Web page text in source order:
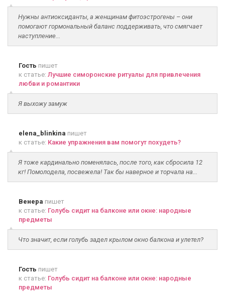
Нужны антиоксиданты, а женщинам фитоэстрогены – они
помогают гормональный баланс поддерживать, что смягчает
наступление...
Гость пишет
к статье: Лучшие симоронские ритуалы для привлечения
любви и романтики
Я выхожу замуж
elena_blinkina пишет
к статье: Какие упражнения вам помогут похудеть?
Я тоже кардинально поменялась, после того, как сбросила 12
кг! Помолодела, посвежела! Так бы наверное и торчала на...
Венера пишет
к статье: Голубь сидит на балконе или окне: народные
предметы
Что значит, если голубь задел крылом окно балкона и улетел?
Гость пишет
к статье: Голубь сидит на балконе или окне: народные
предметы